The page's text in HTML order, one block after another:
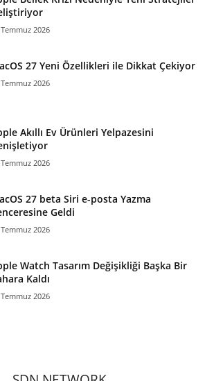
2026
27 Yeni Özellikleri ile Dikkat Çekiyor
2026
Akıllı Ev Ürünleri Yelpazesini
2026
27 beta Siri e-posta Yazma
Geldi
2026
Watch Tasarım Değişikliği Başka Bir
Kaldı
2026